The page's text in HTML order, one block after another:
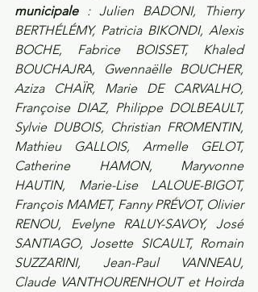
municipale : Julien BADONI, Thierry
BERTHÉLÉMY, Patricia BIKONDI, Alexis
BOCHE, Fabrice BOISSET, Khaled
BOUCHAJRA, Gwennaëlle BOUCHER,
Aziza CHAÏR, Marie DE CARVALHO,
Françoise DIAZ, Philippe DOLBEAULT,
Sylvie DUBOIS, Christian FROMENTIN,
Mathieu GALLOIS, Armelle GELOT,
Catherine HAMON, Maryvonne
HAUTIN, Marie-Lise LALOUE-BIGOT,
François MAMET, Fanny PRÉVOT, Olivier
RENOU, Evelyne RALUY-SAVOY, José
SANTIAGO, Josette SICAULT, Romain
SUZZARINI, Jean-Paul VANNEAU,
Claude VANTHOURENHOUT et Hoirda